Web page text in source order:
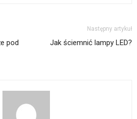
pod
Następny artykuł
Jak ściemnić lampy LED?